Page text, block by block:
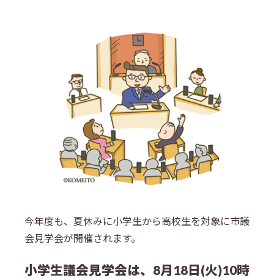
今年度も、夏休みに小学生から高校生を対象に市議
会見学会が開催されます。
小学生議会見学会は、8月18日(火)10時